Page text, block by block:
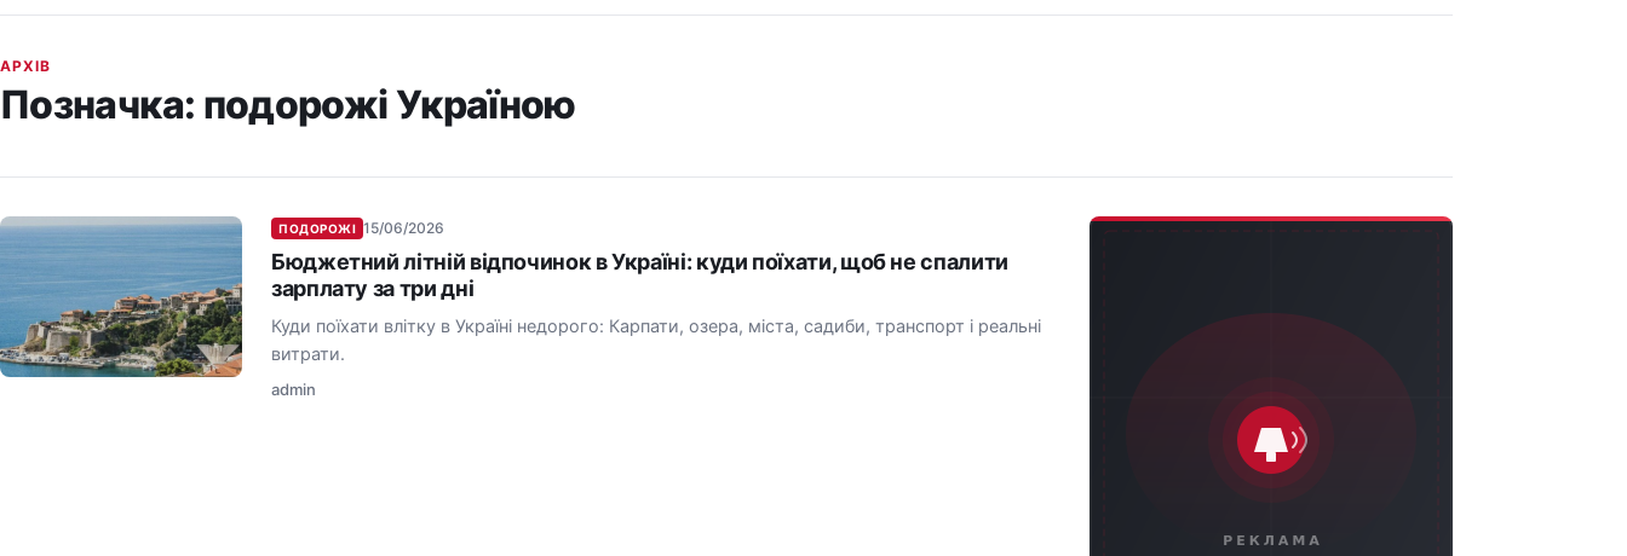
АРХІВ
Позначка: подорожі Україною
ПОДОРОЖІ 15/06/2026
Бюджетний літній відпочинок в Україні: куди поїхати, щоб не спалити
зарплату за три дні
Куди поїхати влітку в Україні недорого: Карпати, озера, міста, садиби, транспорт і реальні
витрати.
admin